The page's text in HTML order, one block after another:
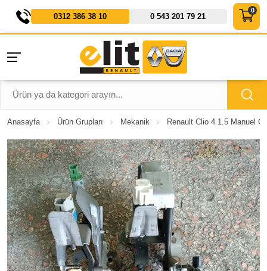
0312 386 38 10 0 543 201 79 21
Anasayfa Ürün Grupları Mekanik Renault Clio 4 1.5 Manuel